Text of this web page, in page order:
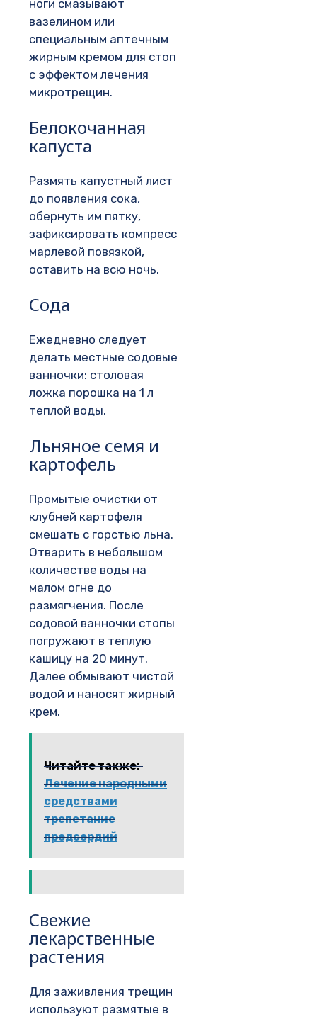
ноги смазывают
вазелином или
специальным аптечным
жирным кремом для стоп
с эффектом лечения
микротрещин.
Белокочанная
капуста
Размять капустный лист
до появления сока,
обернуть им пятку,
зафиксировать компресс
марлевой повязкой,
оставить на всю ночь.
Сода
Ежедневно следует
делать местные содовые
ванночки: столовая
ложка порошка на 1 л
теплой воды.
Льняное семя и
картофель
Промытые очистки от
клубней картофеля
смешать с горстью льна.
Отварить в небольшом
количестве воды на
малом огне до
размягчения. После
содовой ванночки стопы
погружают в теплую
кашицу на 20 минут.
Далее обмывают чистой
водой и наносят жирный
крем.
Читайте также:
Лечение народными
средствами
трепетание
предсердий
Свежие
лекарственные
растения
Для заживления трещин
используют размятые в